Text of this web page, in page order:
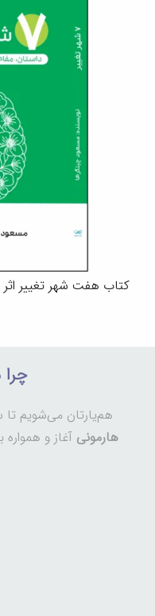
کتاب هفت شهر تغییر
هم‌یارتان می‌شویم تا
هارمونی آغاز و